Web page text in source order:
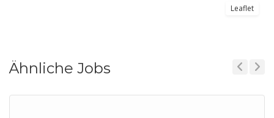
Leaflet
Ähnliche Jobs